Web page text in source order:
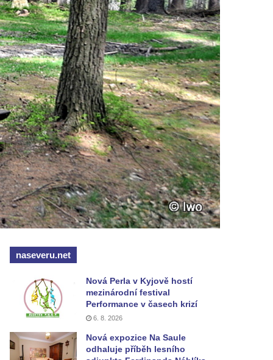
naseveru.net
Nová Perla v Kyjově hostí
mezinárodní festival
Performance v časech krizí
6. 8. 2026
Nová expozice Na Saule
odhaluje příběh lesního